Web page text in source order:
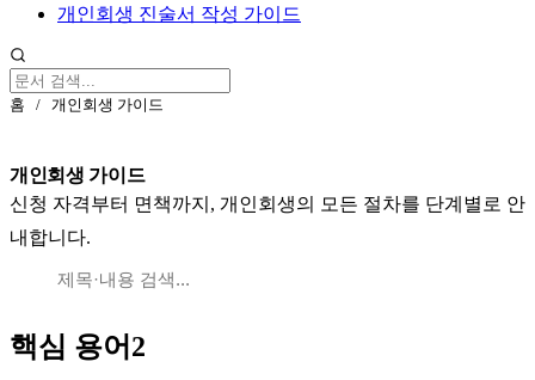
개인회생 진술서 작성 가이드
홈 / 개인회생 가이드
개인회생 가이드
신청 자격부터 면책까지, 개인회생의 모든 절차를 단계별로 안
내합니다.
핵심 용어 2